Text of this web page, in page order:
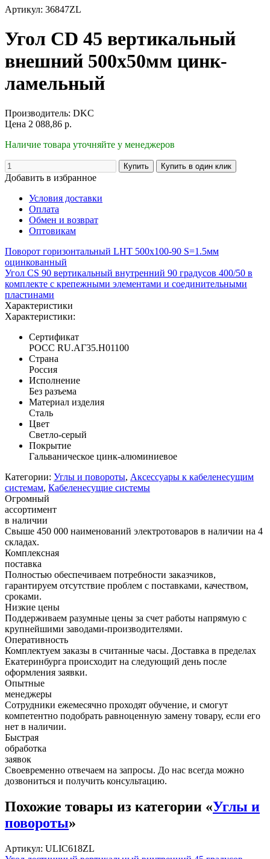
Артикул: 36847ZL
Угол CD 45 вертикальный
внешний 500х50мм цинк-
ламельный
Производитель: DKC
Цена 2 088,86 р.
Наличие товара уточняйте у менеджеров
Добавить в избранное
Условия доставки
Оплата
Обмен и возврат
Оптовикам
Поворот горизонтальный LHT 500х100-90 S=1.5мм
оцинкованный
Угол CS 90 вертикальный внутренний 90 градусов 400/50 в
комплекте с крепежными элементами и соединительными
пластинами
Характеристики
Характеристики:
Сертификат
POCC RU.АГ35.H01100
Страна
Россия
Исполнение
Без разъема
Материал изделия
Сталь
Цвет
Светло-серый
Покрытие
Гальваническое цинк-алюминиевое
Категории: Углы и повороты, Аксессуары к кабеленесущим
системам, Кабеленесущие системы
Огромный
ассортимент
в наличии
Свыше 450 000 наименований электротоваров в наличии на 4
складах.
Комплексная
поставка
Полностью обеспечиваем потребности заказчиков,
гарантируем отсутствие проблем с поставками, качеством,
сроками.
Низкие цены
Поддерживаем разумные цены за счет работы напрямую с
крупнейшими заводами-производителями.
Оперативность
Комплектуем заказы в считанные часы. Доставка в пределах
Екатеринбурга происходит на следующий день после
оформления заявки.
Опытные
менеджеры
Сотрудники ежемесячно проходят обучение, и смогут
компетентно подобрать равноценную замену товару, если его
нет в наличии.
Быстрая
обработка
заявок
Своевременно отвечаем на запросы. До нас всегда можно
дозвониться и получить консультацию.
Похожие товары из категории «Углы и
повороты»
Артикул: ULIC618ZL